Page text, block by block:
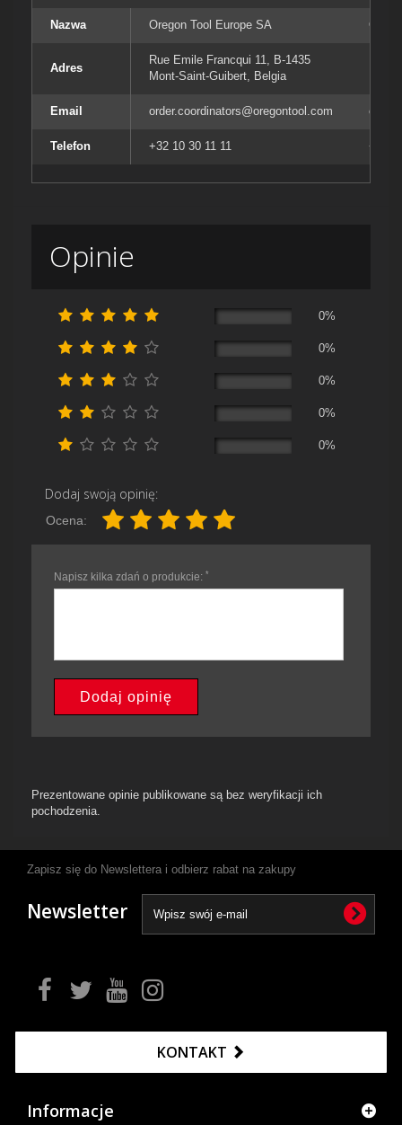
Nazwa Oregon Tool Europe SA
Adres
Rue Emile Francqui 11, B-1435
Mont-Saint-Guibert, Belgia
Email order.coordinators@oregontool.com
Telefon +32 10 30 11 11 +32
Opinie
0%
0%
0%
0%
0%
Dodaj swoją opinię:
Ocena:
Napisz kilka zdań o produkcie: *
Dodaj opinię
Prezentowane opinie publikowane są bez weryfikacji ich
pochodzenia.
Zapisz się do Newslettera i odbierz rabat na zakupy
Newsletter
KONTAKT
Informacje